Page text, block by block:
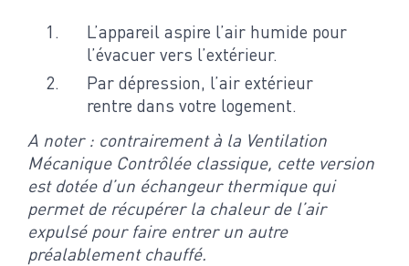
L’appareil aspire l’air humide pour
l’évacuer vers l’extérieur.
Par dépression, l’air extérieur
rentre dans votre logement.
A noter : contrairement à la Ventilation
Mécanique Contrôlée classique, cette version
est dotée d’un échangeur thermique qui
permet de récupérer la chaleur de l’air
expulsé pour faire entrer un autre
préalablement chauffé.